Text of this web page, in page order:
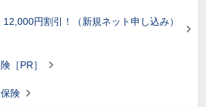
12,000円割引！（新規ネット申し込み）
［PR］
険